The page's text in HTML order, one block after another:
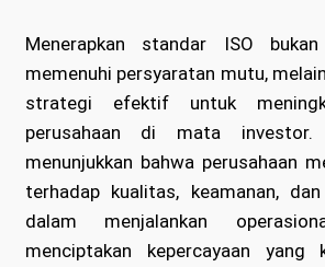
Menerapkan standar ISO
memenuhi persyaratan mutu,
strategi efektif untuk
perusahaan di mata investor.
menunjukkan bahwa perusahaan
terhadap kualitas, keamanan,
dalam menjalankan
menciptakan kepercayaan